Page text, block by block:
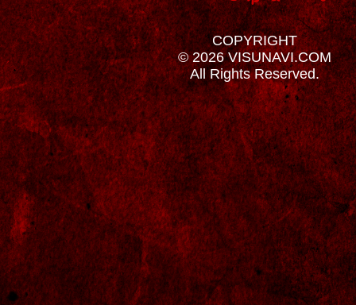
COPYRIGHT
© 2026 VISUNAVI.COM
All Rights Reserved.